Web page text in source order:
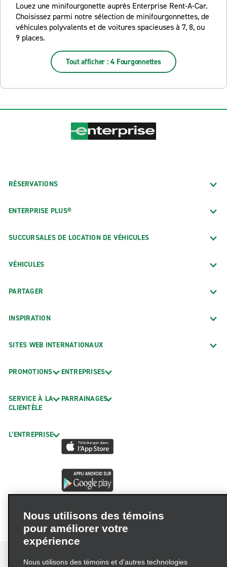
Louez une minifourgonette auprès Enterprise Rent-A-Car.
Choisissez parmi notre sélection de minifourgonnettes, de
véhicules polyvalents et de voitures spacieuses à 7, 8, ou
9 places.
Tout afficher : 4 Fourgonnettes
RÉSERVATIONS
ENTERPRISE PLUS®
SUCCURSALES DE LOCATION DE VÉHICULES
VÉHICULES
PARTAGER
INSPIRATION
SITES WEB INTERNATIONAUX
PROMOTIONS
SERVICE À LA
CLIENTÈLE
L’ENTREPRISE
ENTREPRISES
PARRAINAGES
Nous utilisons des témoins
pour améliorer votre
expérience
Nous utilisons des témoins et d’autres technologies